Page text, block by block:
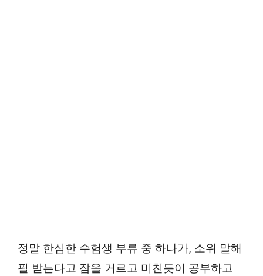
정말 한심한 수험생 부류 중 하나가, 소위 말해
필 받는다고 잠을 거르고 미친듯이 공부하고